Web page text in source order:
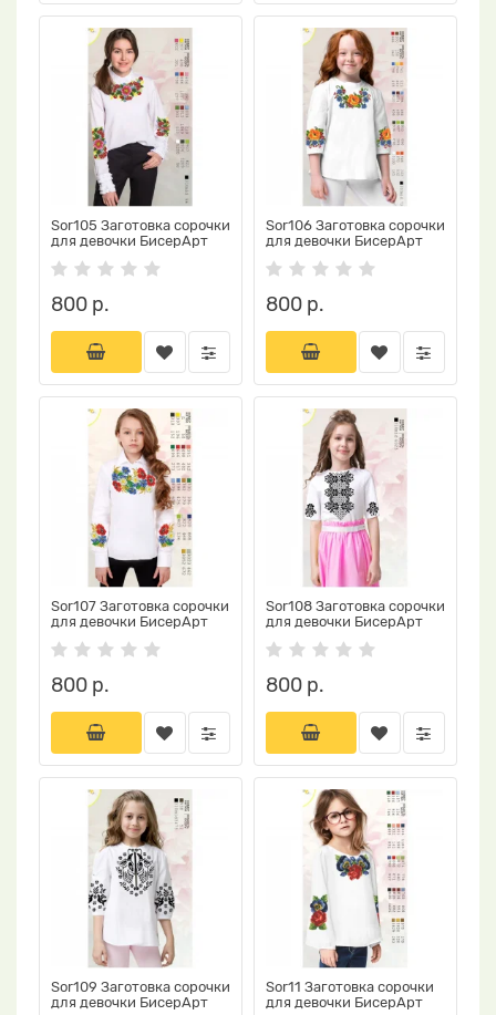
Sor105 Заготовка сорочки
для девочки БисерАрт
800 р.
Sor106 Заготовка сорочки
для девочки БисерАрт
800 р.
Sor107 Заготовка сорочки
для девочки БисерАрт
800 р.
Sor108 Заготовка сорочки
для девочки БисерАрт
800 р.
Sor109 Заготовка сорочки
для девочки БисерАрт
Sor11 Заготовка сорочки
для девочки БисерАрт